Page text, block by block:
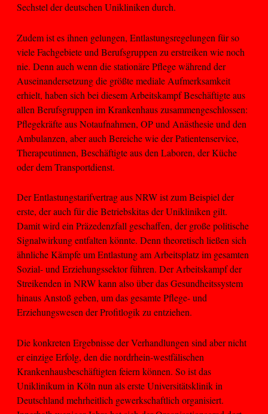
Sechstel der deutschen Unikliniken durch.
Zudem ist es ihnen gelungen, Entlastungsregelungen für so
viele Fachgebiete und Berufsgruppen zu erstreiken wie noch
nie. Denn auch wenn die stationäre Pflege während der
Auseinandersetzung die größte mediale Aufmerksamkeit
erhielt, haben sich bei diesem Arbeitskampf Beschäftigte aus
allen Berufsgruppen im Krankenhaus zusammengeschlossen:
Pflegekräfte aus Notaufnahmen, OP und Anästhesie und den
Ambulanzen, aber auch Bereiche wie der Patientenservice,
Therapeutinnen, Beschäftigte aus den Laboren, der Küche
oder dem Transportdienst.
Der Entlastungstarifvertrag aus NRW ist zum Beispiel der
erste, der auch für die Betriebskitas der Unikliniken gilt.
Damit wird ein Präzedenzfall geschaffen, der große politische
Signalwirkung entfalten könnte. Denn theoretisch ließen sich
ähnliche Kämpfe um Entlastung am Arbeitsplatz im gesamten
Sozial- und Erziehungssektor führen. Der Arbeitskampf der
Streikenden in NRW kann also über das Gesundheitssystem
hinaus Anstoß geben, um das gesamte Pflege- und
Erziehungswesen der Profitlogik zu entziehen.
Die konkreten Ergebnisse der Verhandlungen sind aber nicht
er einzige Erfolg, den die nordrhein-westfälischen
Krankenhausbeschäftigten feiern können. So ist das
Uniklinikum in Köln nun als erste Universitätsklinik in
Deutschland mehrheitlich gewerkschaftlich organisiert.